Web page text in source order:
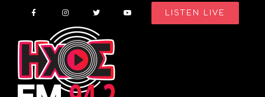
content
LISTEN LIVE